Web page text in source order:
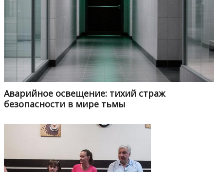
Аварийное освещение: тихий страж
безопасности в мире тьмы